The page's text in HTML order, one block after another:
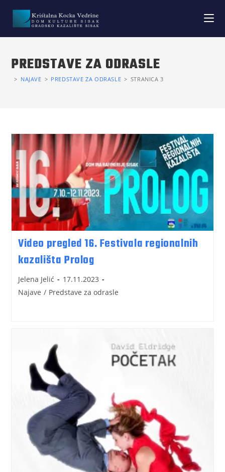
PREDSTAVE ZA ODRASLE
> NAJAVE > PREDSTAVE ZA ODRASLE > STRANICA 3
Video pregled 16. Festivala regionalnih
kazališta Prolog
Jelena Jelić
17.11.2023
Najave / Predstave za odrasle